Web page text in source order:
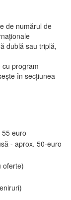
de numărul de
dublă sau triplă,
cu program
în secțiunea
euro
- aprox. 50-euro
oferte)